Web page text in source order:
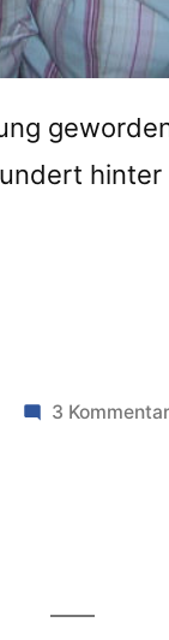
3